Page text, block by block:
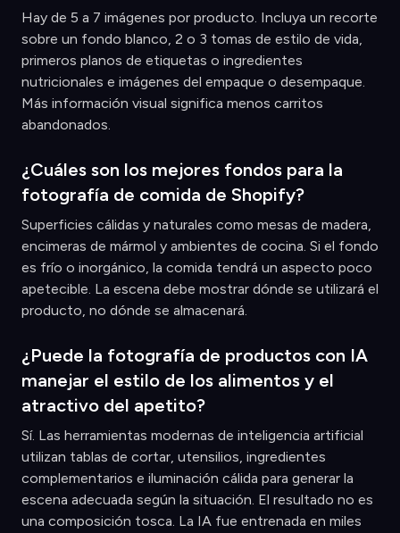
Hay de 5 a 7 imágenes por producto. Incluya un recorte
sobre un fondo blanco, 2 o 3 tomas de estilo de vida,
primeros planos de etiquetas o ingredientes
nutricionales e imágenes del empaque o desempaque.
Más información visual significa menos carritos
abandonados.
¿Cuáles son los mejores fondos para la
fotografía de comida de Shopify?
Superficies cálidas y naturales como mesas de madera,
encimeras de mármol y ambientes de cocina. Si el fondo
es frío o inorgánico, la comida tendrá un aspecto poco
apetecible. La escena debe mostrar dónde se utilizará el
producto, no dónde se almacenará.
¿Puede la fotografía de productos con IA
manejar el estilo de los alimentos y el
atractivo del apetito?
Sí. Las herramientas modernas de inteligencia artificial
utilizan tablas de cortar, utensilios, ingredientes
complementarios e iluminación cálida para generar la
escena adecuada según la situación. El resultado no es
una composición tosca. La IA fue entrenada en miles